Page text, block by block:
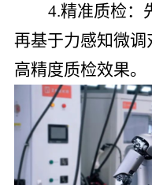
4.精准质检：
再基于力感知微调
高精度质检效果。